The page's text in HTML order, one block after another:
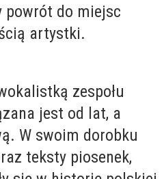
powrót do miejsc
artystki.
zespołu
jest od lat, a
W swoim dorobku
teksty piosenek,